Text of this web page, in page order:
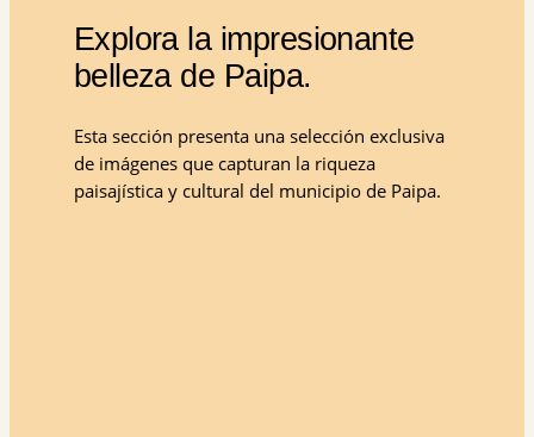
Explora la impresionante
belleza de Paipa.
Esta sección presenta una selección exclusiva
de imágenes que capturan la riqueza
paisajística y cultural del municipio de Paipa.